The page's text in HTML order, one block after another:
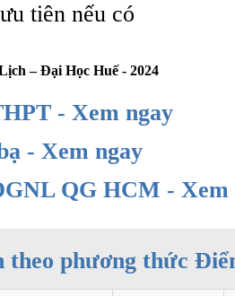
tiên nếu có
– Đại Học Huế - 2024
- Xem ngay
- Xem ngay
QG HCM - Xem
theo phương thức